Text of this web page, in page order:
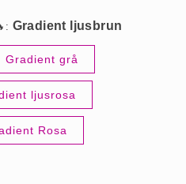
Gradient grå
ljusrosa
Rosa